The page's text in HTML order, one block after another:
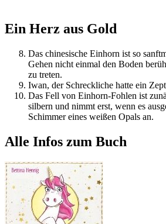
Ein Herz aus Gold
Das chinesische Einhorn ist so
Gehen nicht einmal den Boden
zu treten.
Iwan, der Schreckliche hatte ein
Das Fell von Einhorn-Fohlen ist
silbern und nimmt erst, wenn es
Schimmer eines weißen Opals an.
Alle Infos zum Buch